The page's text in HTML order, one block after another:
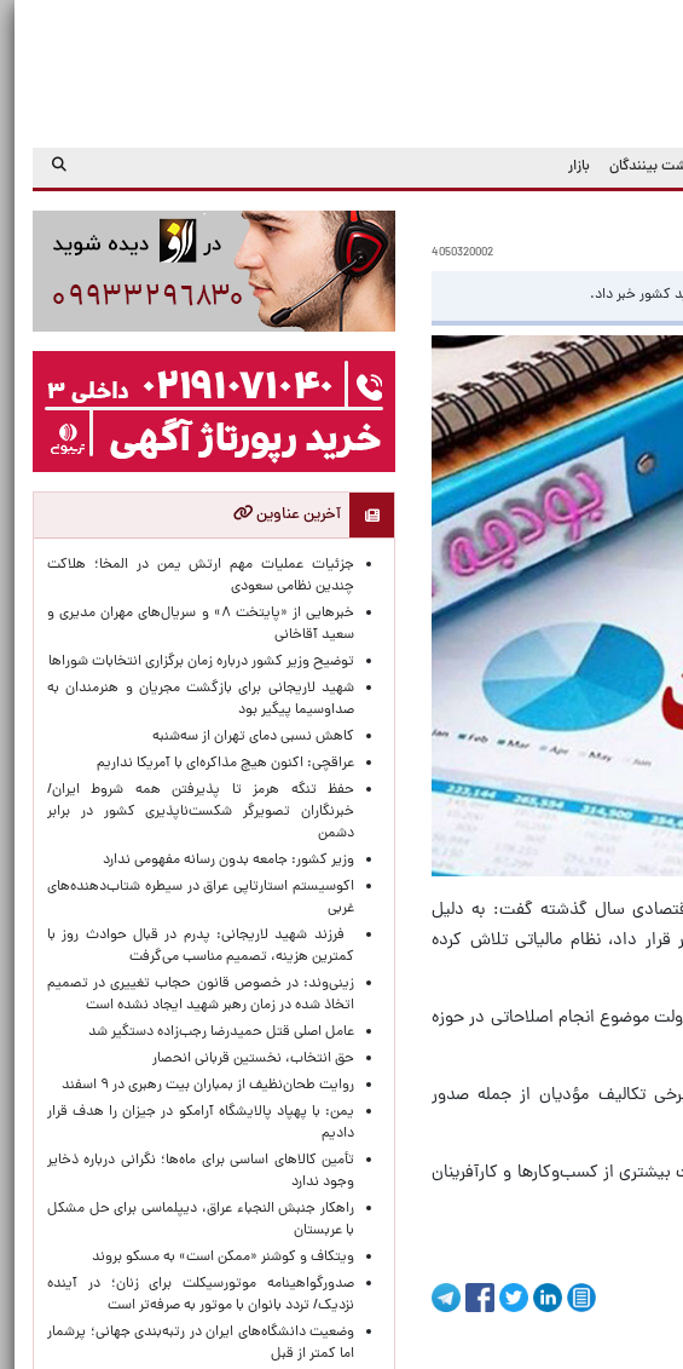
بینندگان بازار
4050320002
سال گذشته گفت: به دلیل
فشار قرار داد، نظام مالیاتی تلاش کرده
رو در دولت موضوع انجام اصلاحاتی در حوزه
تکالیف مؤدیان از جمله صدور
از کسب‌وکارها و کارآفرینان
آخرین عناوین
جزئیات عملیات مهم ارتش یمن در المخا؛ هلاکت
چندین نظامی سعودی
خبرهایی از «پایتخت ۸» و سریال‌های مهران مدیری و
سعید آقاخانی
توضیح وزیر کشور درباره زمان برگزاری انتخابات شوراها
شهید لاریجانی برای بازگشت مجریان و هنرمندان به
صداوسیما پیگیر بود
کاهش نسبی دمای تهران از سه‌شنبه
عراقچی: اکنون هیچ مذاکره‌ای با آمریکا نداریم
حفظ تنگه هرمز تا پذیرفتن همه شروط ایران/
خبرنگاران تصویرگر شکست‌ناپذیری کشور در برابر
دشمن
وزیر کشور: جامعه بدون رسانه مفهومی ندارد
اکوسیستم استارتاپی عراق در سیطره شتاب‌دهنده‌‌های
غربی
فرزند شهید لاریجانی: پدرم در قبال حوادث روز با
کمترین هزینه، تصمیم مناسب می‌گرفت
زینی‌وند: در خصوص قانون حجاب تغییری در تصمیم
اتخاذ شده در زمان رهبر شهید ایجاد نشده است
عامل اصلی قتل حمیدرضا رجب‌زاده دستگیر شد
حق انتخاب، نخستین قربانی انحصار
روایت طحان‌نظیف از بمباران بیت رهبری در ۹ اسفند
یمن: با پهپاد پالایشگاه آرامکو در جیزان را هدف قرار
دادیم
تأمین کالاهای اساسی برای ماه‌ها؛ نگرانی درباره ذخایر
وجود ندارد
راهکار جنبش النجباء عراق، دیپلماسی برای حل مشکل
با عربستان
ویتکاف و کوشنر «ممکن است» به مسکو بروند
صدورگواهینامه موتورسیکلت برای زنان؛ در آینده
نزدیک/ تردد بانوان با موتور به‌ صرفه‌تر است
وضعیت دانشگاه‌های ایران در رتبه‌بندی جهانی؛ پرشمار
اما کمتر از قبل